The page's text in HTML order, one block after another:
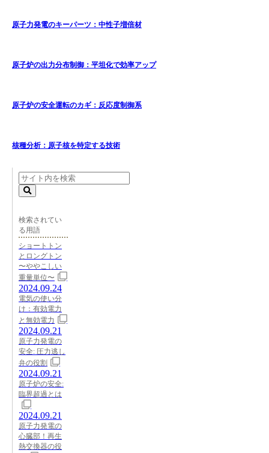
原子力発電のキーパーツ：中性子増倍材
原子炉の出力分布制御：平坦化で効率アップ
原子炉の安全運転のカギ：反応度制御系
核種分析：原子核を特定する技術
検索されてい
る用語
ショートトン
とロングトン
〜ややこしい
重量単位〜
2024.09.24
電気の使い分
け：有効電力
と無効電力
2024.09.21
原子力発電の
安全: 圧力逃し
弁の役割
2024.09.21
原子炉の安全:
臨界超過とは
2024.09.21
原子力発電の
心臓部！再生
熱交換器の役